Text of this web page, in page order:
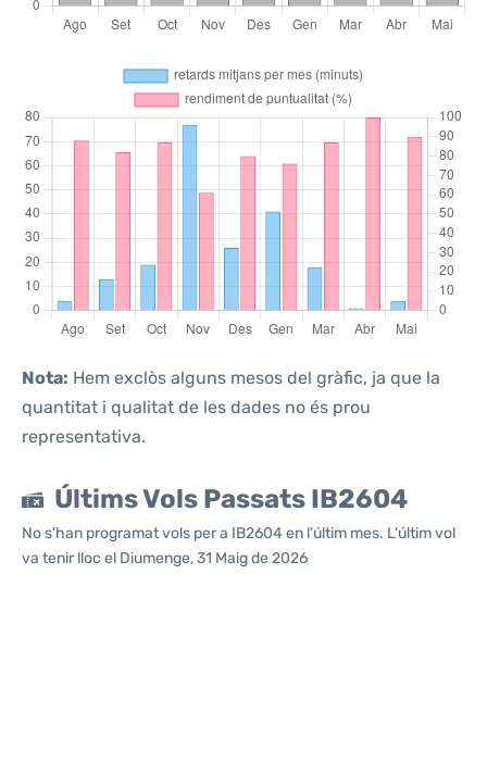
Nota: Hem exclòs alguns mesos del gràfic, ja que la
quantitat i qualitat de les dades no és prou
representativa.
Últims Vols Passats IB2604
No s'han programat vols per a IB2604 en l'últim mes. L'últim vol
va tenir lloc el Diumenge, 31 Maig de 2026